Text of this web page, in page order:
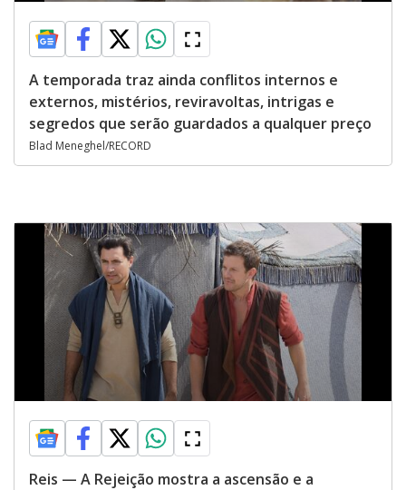
A temporada traz ainda conflitos internos e
externos, mistérios, reviravoltas, intrigas e
segredos que serão guardados a qualquer preço
Blad Meneghel/RECORD
Reis — A Rejeição mostra a ascensão e a